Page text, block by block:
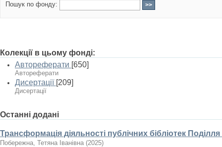
Пошук по фонду:
Колекції в цьому фонді:
Автореферати [650]
Автореферати
Дисертації [209]
Дисертації
Останні додані
Трансформація діяльності публічних бібліотек
Побережна, Тетяна Іванівна (2025)